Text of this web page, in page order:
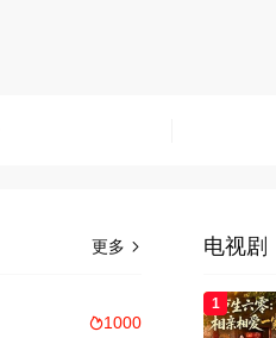
更多 
1000
电视剧
1